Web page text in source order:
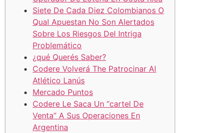
Siete De Cada Diez Colombianos O
Qual Apuestan No Son Alertados
Sobre Los Riesgos Del Intriga
Problemático
¿qué Querés Saber?
Codere Volverá The Patrocinar Al
Atlético Lanús
Mercado Puntos
Codere Le Saca Un “cartel De
Venta” A Sus Operaciones En
Argentina